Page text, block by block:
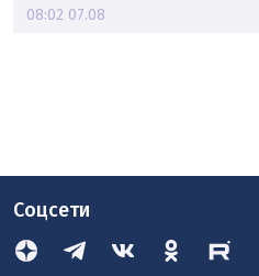
08:02 07.08
Соцсети